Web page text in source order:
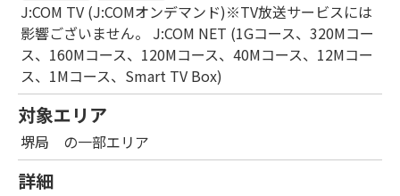
J:COM TV (J:COMオンデマンド)※TV放送サービスには
影響ございません。 J:COM NET (1Gコース、320Mコー
ス、160Mコース、120Mコース、40Mコース、12Mコー
ス、1Mコース、Smart TV Box)
対象エリア
堺局 の一部エリア
詳細